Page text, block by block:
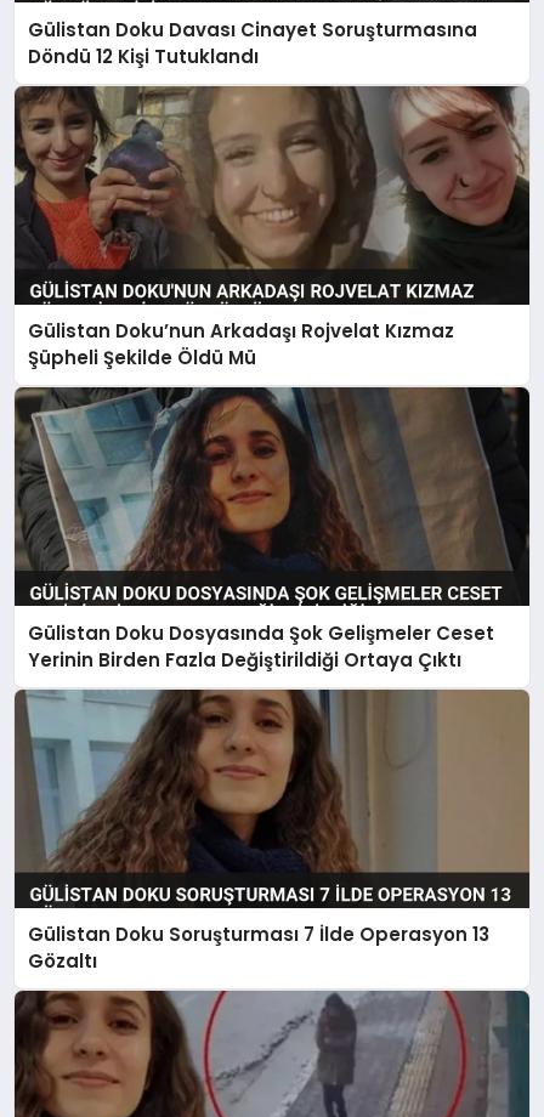
Gülistan Doku Davası Cinayet Soruşturmasına
Döndü 12 Kişi Tutuklandı
Gülistan Doku’nun Arkadaşı Rojvelat Kızmaz
Şüpheli Şekilde Öldü Mü
Gülistan Doku Dosyasında Şok Gelişmeler Ceset
Yerinin Birden Fazla Değiştirildiği Ortaya Çıktı
Gülistan Doku Soruşturması 7 İlde Operasyon 13
Gözaltı